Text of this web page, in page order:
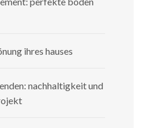
ihres hauses
nachhaltigkeit und